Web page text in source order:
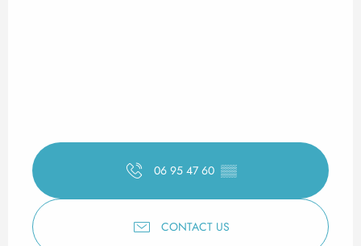
06 95 47 60 ▒▒
CONTACT US